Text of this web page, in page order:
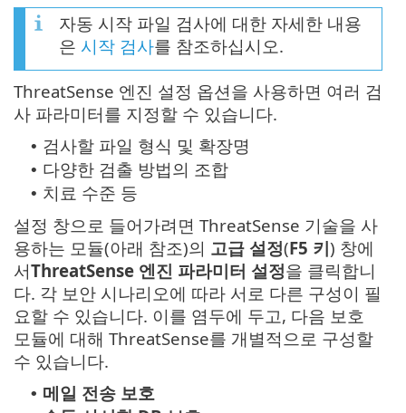
자동 시작 파일 검사에 대한 자세한 내용
은 시작 검사를 참조하십시오.
ThreatSense 엔진 설정 옵션을 사용하면 여러 검
사 파라미터를 지정할 수 있습니다.
• 검사할 파일 형식 및 확장명
• 다양한 검출 방법의 조합
• 치료 수준 등
설정 창으로 들어가려면 ThreatSense 기술을 사
용하는 모듈(아래 참조)의 고급 설정(F5 키) 창에
서ThreatSense 엔진 파라미터 설정을 클릭합니
다. 각 보안 시나리오에 따라 서로 다른 구성이 필
요할 수 있습니다. 이를 염두에 두고, 다음 보호
모듈에 대해 ThreatSense를 개별적으로 구성할
수 있습니다.
• 메일 전송 보호